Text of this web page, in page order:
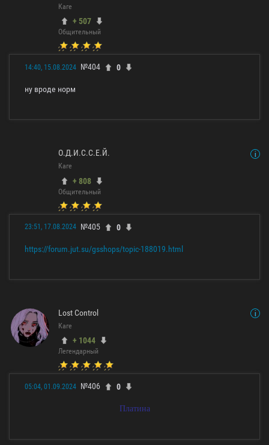
Каге
+ 507
Общительный
14:40, 15.08.2024 №404 0
ну вроде норм
О.Д.И.С.С.Е.Й.
Каге
+ 808
Общительный
23:51, 17.08.2024 №405 0
https://forum.jut.su/gsshops/topic-188019.html
Lost Control
Каге
+ 1044
Легендарный
05:04, 01.09.2024 №406 0
Платина